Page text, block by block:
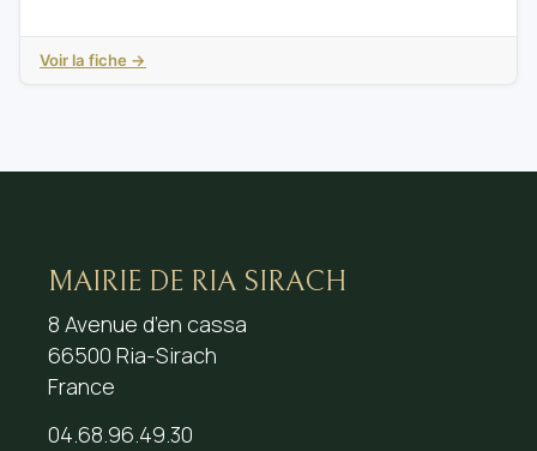
Voir la fiche →
MAIRIE DE RIA SIRACH
8 Avenue d’en cassa
66500 Ria-Sirach
France
04.68.96.49.30